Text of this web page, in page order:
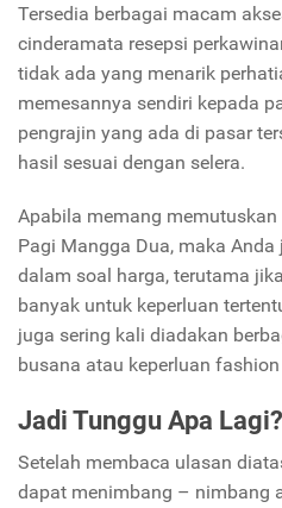
Tersedia berbagai macam
cinderamata resepsi
tidak ada yang menarik
memesannya sendiri kepada
pengrajin yang ada di pasar
hasil sesuai dengan selera.
Apabila memang
Pagi Mangga Dua, maka
dalam soal harga, terutama
banyak untuk keperluan
juga sering kali diadakan
busana atau keperluan
Jadi Tunggu Apa Lagi?
Setelah membaca ulasan
dapat menimbang – nimbang